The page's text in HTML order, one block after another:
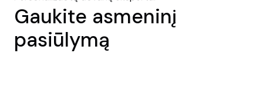
Gaukite asmeninį
pasiūlymą